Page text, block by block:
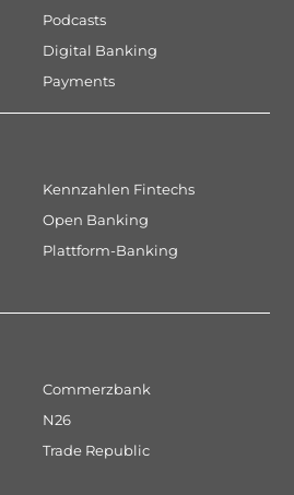
Podcasts
Digital Banking
Payments
Kennzahlen Fintechs
Open Banking
Plattform-Banking
Commerzbank
N26
Trade Republic